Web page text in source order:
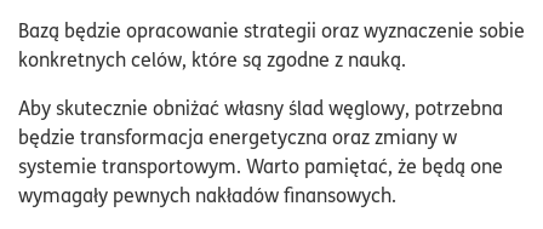
Bazą będzie opracowanie strategii oraz wyznaczenie sobie
konkretnych celów, które są zgodne z nauką.
Aby skutecznie obniżać własny ślad węglowy, potrzebna
będzie transformacja energetyczna oraz zmiany w
systemie transportowym. Warto pamiętać, że będą one
wymagały pewnych nakładów finansowych.